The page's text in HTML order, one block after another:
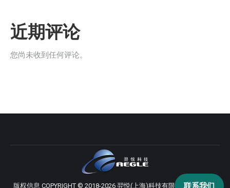
近期评论
您尚未收到任何评论。
版权信息 COPYRIGHT © 2018-2026 羿悦(上海)科技有限公司 版权所有
联系我们